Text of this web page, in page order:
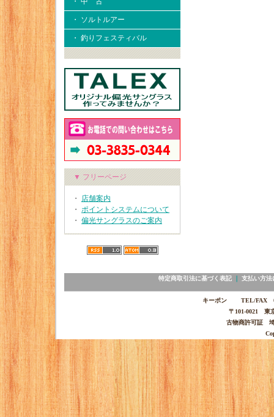
・ ソルトルアー
・ 釣りフェスティバル
▼ フリーページ
・ 店舗案内
・ ポイントシステムについて
・ 偏光サングラスのご案内
特定商取引法に基づく表記｜ 支払い方法
キーポン TEL/FAX
〒101-0021 東
古物商許可証